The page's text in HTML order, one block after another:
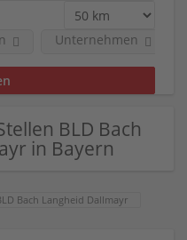
Unternehmen
BLD Bach
in Bayern
Bach Langheid Dallmayr